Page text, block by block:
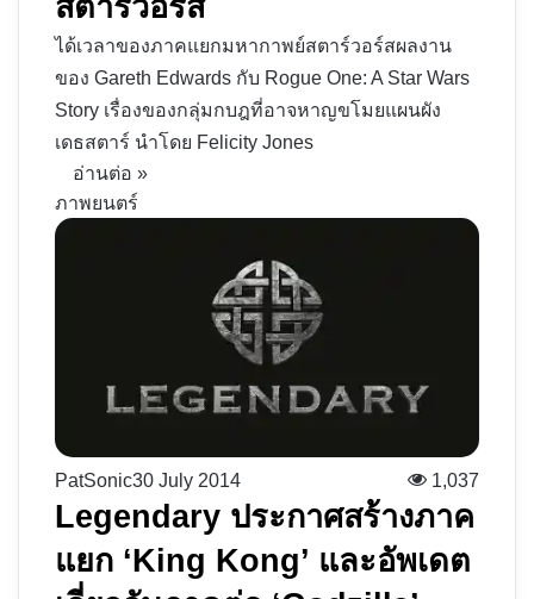
สตาร์วอร์ส
ได้เวลาของภาคแยกมหากาพย์สตาร์วอร์สผลงาน
ของ Gareth Edwards กับ Rogue One: A Star Wars
Story เรื่องของกลุ่มกบฎที่อาจหาญขโมยแผนผัง
เดธสตาร์ นำโดย Felicity Jones
อ่านต่อ »
ภาพยนตร์
PatSonic30 July 2014 1,037
Legendary ประกาศสร้างภาค
แยก ‘King Kong’ และอัพเดต